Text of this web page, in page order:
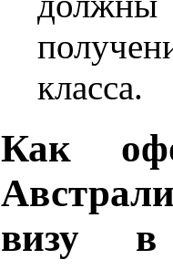
класса.
Как
визу